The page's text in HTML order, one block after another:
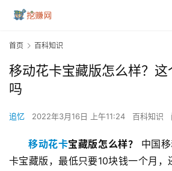
首页 百科知识
移动花卡宝藏版怎么样？
吗
追忆 2022年3月16日 上午11:24 百科知识
移动花卡宝藏版怎么样？
中国
卡宝藏版，最低只要10块钱一个月，